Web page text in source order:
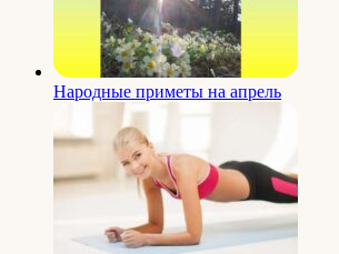
Народные приметы на апрель